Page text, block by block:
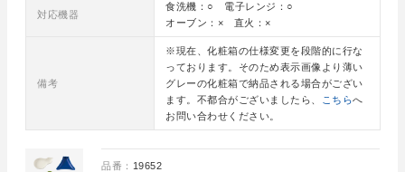
対応機器
食洗機：○ 電子レンジ：○
オーブン：× 直火：×
備考
※現在、化粧箱の仕様変更を段階的に行な
っております。そのため表示画像より薄い
グレーの化粧箱で納品される場合がござい
ます。不都合がございましたら、
こちらへ
お問い合わせください。
品番： 19652